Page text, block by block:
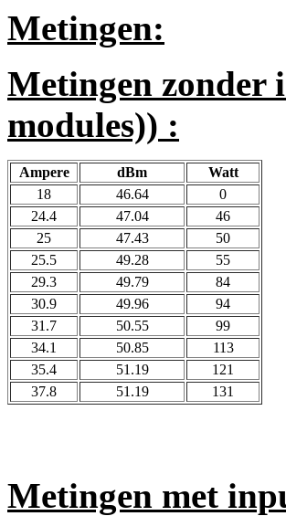
Metingen:
Metingen zonder
modules)) :
Ampere dBm
Watt
18
46.64
0
24.4
47.04
46
25
47.43
50
25.5
49.28
55
29.3
49.79
84
30.9
49.96
94
31.7
50.55
99
34.1
50.85
113
35.4
51.19
121
37.8
51.19 131
Metingen met